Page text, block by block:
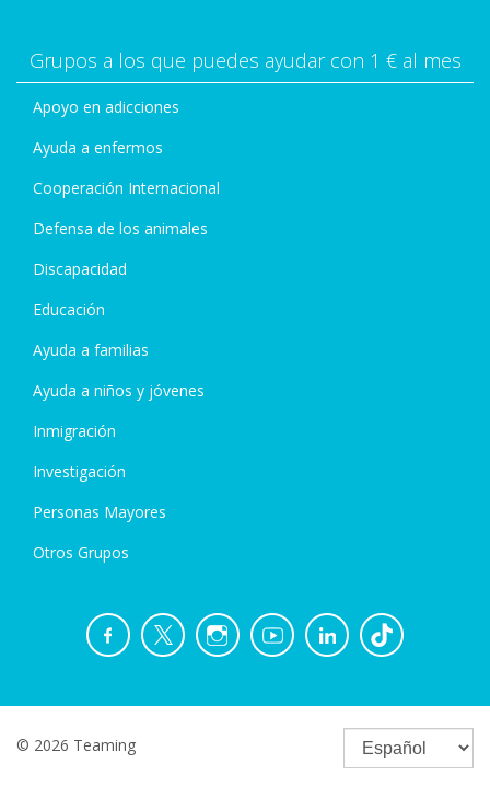
Grupos a los que puedes ayudar con 1 € al mes
Apoyo en adicciones
Ayuda a enfermos
Cooperación Internacional
Defensa de los animales
Discapacidad
Educación
Ayuda a familias
Ayuda a niños y jóvenes
Inmigración
Investigación
Personas Mayores
Otros Grupos
© 2026 Teaming